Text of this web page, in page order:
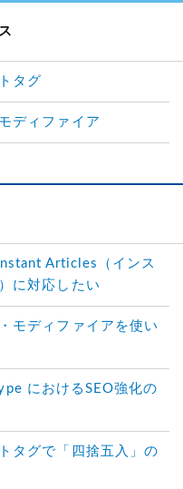
タグ
ディファイア
Articles（インス
に対応したい
モディファイアを使い
におけるSEO強化の
タグで「四捨五入」の